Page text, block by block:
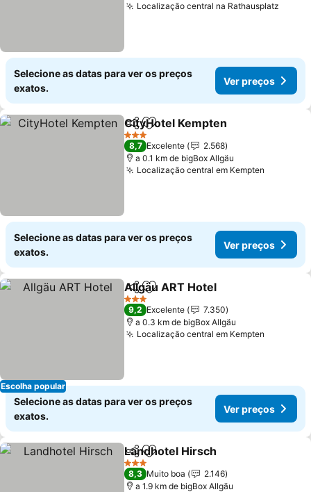
Localização central na Rathausplatz
Selecione as datas para ver os preços
exatos.
Ver preços
PartilharAdicionar aos favoritos
CityHotel Kempten
3 Estrelas
8,7 Excelente
2.568
a 0.1 km de bigBox Allgäu
Localização central em Kempten
Selecione as datas para ver os preços
exatos.
Ver preços
Escolha popular
PartilharAdicionar aos favoritos
Allgäu ART Hotel
3 Estrelas
9,2 Excelente
7.350
a 0.3 km de bigBox Allgäu
Localização central em Kempten
Selecione as datas para ver os preços
exatos.
Ver preços
PartilharAdicionar aos favoritos
Landhotel Hirsch
3 Estrelas
8,3 Muito boa
2.146
a 1.9 km de bigBox Allgäu